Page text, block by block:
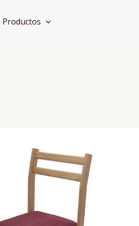
Productos